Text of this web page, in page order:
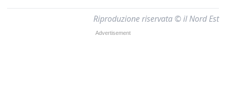
Riproduzione riservata © il Nord Est